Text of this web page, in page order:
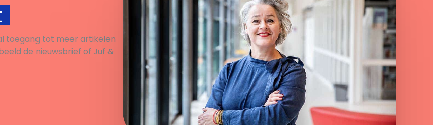
toegang tot meer artikelen
de nieuwsbrief of Juf &